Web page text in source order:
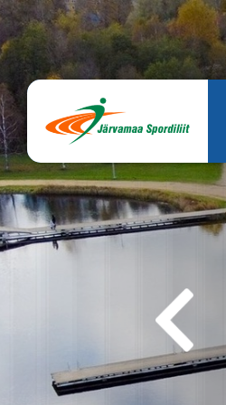
taas
juba 1. juunil!
maakonda! Väljakutse